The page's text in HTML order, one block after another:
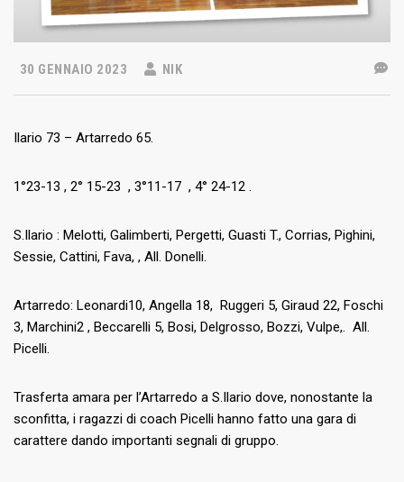
30 GENNAIO 2023 NIK
Ilario 73 – Artarredo 65.
1°23-13 , 2° 15-23 , 3°11-17 , 4° 24-12 .
S.Ilario : Melotti, Galimberti, Pergetti, Guasti T., Corrias, Pighini,
Sessie, Cattini, Fava, , All. Donelli.
Artarredo: Leonardi10, Angella 18, Ruggeri 5, Giraud 22, Foschi
3, Marchini2 , Beccarelli 5, Bosi, Delgrosso, Bozzi, Vulpe,. All.
Picelli.
Trasferta amara per l’Artarredo a S.Ilario dove, nonostante la
sconfitta, i ragazzi di coach Picelli hanno fatto una gara di
carattere dando importanti segnali di gruppo.